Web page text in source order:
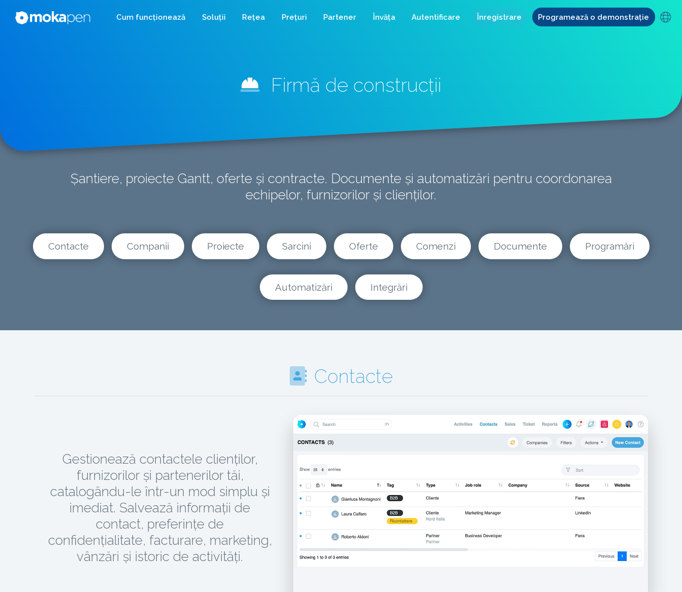
Cum funcționează Soluții Rețea Prețuri Partener Învăța Autentificare Înregistrare Programează o demonstrație
Firmă de construcții
Șantiere, proiecte Gantt, oferte și contracte. Documente și automatizări pentru coordonarea
echipelor, furnizorilor și clienților.
Contacte Companii Proiecte Sarcini Oferte Comenzi Documente Programări
Automatizări Integrări
Contacte
Gestionează contactele clienților,
furnizorilor și partenerilor tăi,
catalogându-le într-un mod simplu și
imediat. Salvează informații de
contact, preferințe de
confidențialitate, facturare, marketing,
vânzări și istoric de activități.